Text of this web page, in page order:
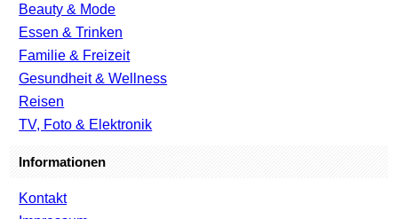
Beauty & Mode
Essen & Trinken
Familie & Freizeit
Gesundheit & Wellness
Reisen
TV, Foto & Elektronik
Informationen
Kontakt